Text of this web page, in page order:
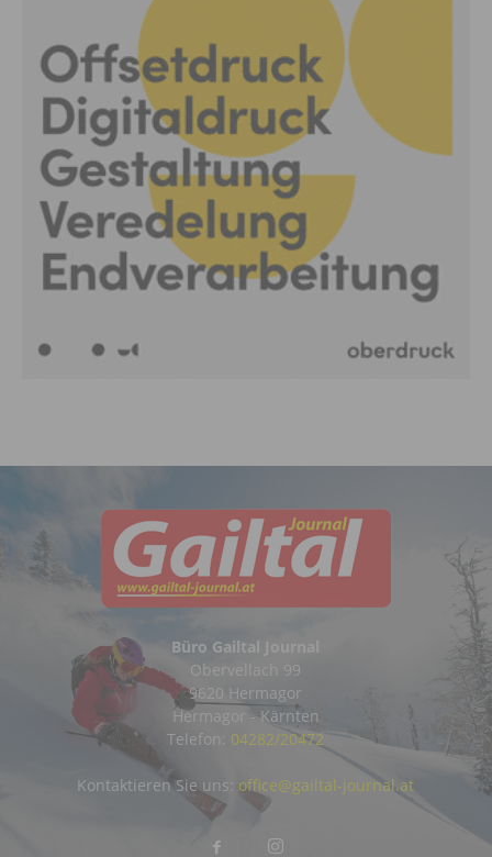
Büro Gailtal Journal
Obervellach 99
9620 Hermagor
Hermagor - Kärnten
Telefon: 04282/20472
Kontaktieren Sie uns: office@gailtal-journal.at